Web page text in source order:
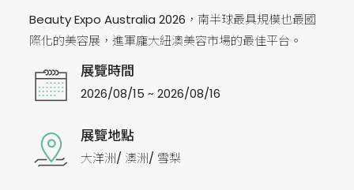
Beauty Expo Australia 2026，南半球最具規模也最國
際化的美容展，進軍龐大紐澳美容市場的最佳平台。
展覽時間
2026/08/15 ~ 2026/08/16
展覽地點
大洋洲/ 澳洲/ 雪梨